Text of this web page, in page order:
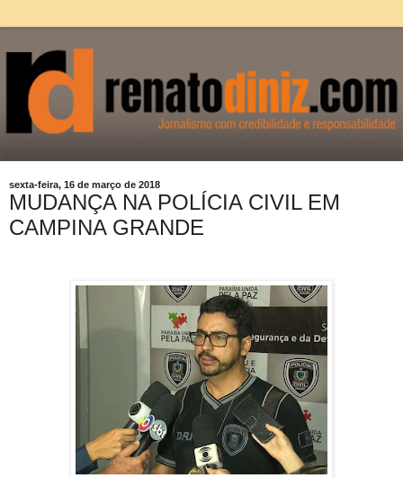
sexta-feira, 16 de março de 2018
MUDANÇA NA POLÍCIA CIVIL EM
CAMPINA GRANDE